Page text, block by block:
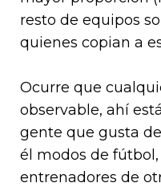
resto de equipos
quienes copian a
Ocurre que
observable, ahí
gente que gusta
él modos de
entrenadores de